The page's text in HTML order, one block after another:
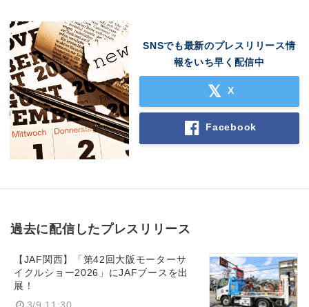
SNSでも最新のプレスリリース情
報をいち早く配信中
X
Facebook
過去に配信したプレスリリース
【JAF関西】「第42回大阪モーターサ
イクルショー2026」にJAFブースを出
展！